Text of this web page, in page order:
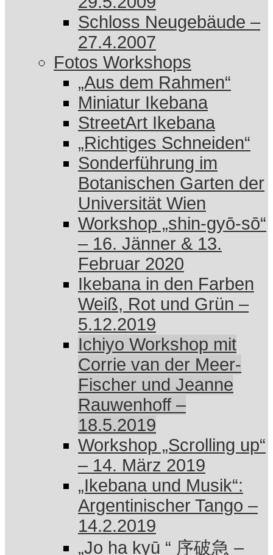
Schloss Neugebäude –
27.4.2007
Fotos Workshops
„Aus dem Rahmen“
Miniatur Ikebana
StreetArt Ikebana
„Richtiges Schneiden“
Sonderführung im
Botanischen Garten der
Universität Wien
Workshop „shin-gyō-sō“
– 16. Jänner & 13.
Februar 2020
Ikebana in den Farben
Weiß, Rot und Grün –
5.12.2019
Ichiyo Workshop mit
Corrie van der Meer-
Fischer und Jeanne
Rauwenhoff –
18.5.2019
Workshop „Scrolling up“
– 14. März 2019
„Ikebana und Musik“:
Argentinischer Tango –
14.2.2019
„Jo ha kyū “ 序破急 –